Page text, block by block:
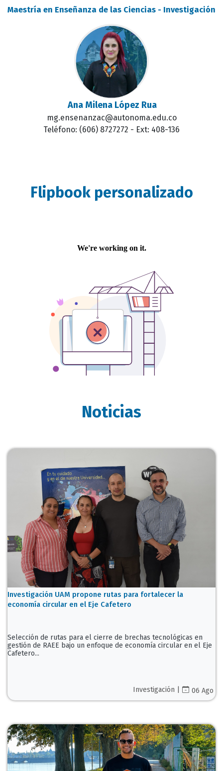
Maestría en Enseñanza de las Ciencias - Investigación
Ana Milena López Rua
mg.ensenanzac@autonoma.edu.co
Teléfono: (606) 8727272 - Ext: 408-136
Flipbook personalizado
Noticias
Investigación UAM propone rutas para fortalecer la
economía circular en el Eje Cafetero
Selección de rutas para el cierre de brechas tecnológicas en
gestión de RAEE bajo un enfoque de economía circular en el Eje
Cafetero...
Investigación | 06 Ago